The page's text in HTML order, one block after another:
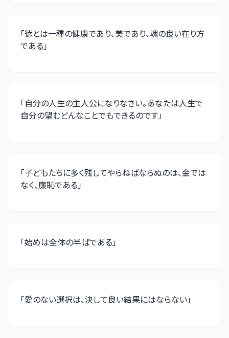
「徳とは一種の健康であり、美であり、魂の良い在り方
である」
「自分の人生の主人公になりなさい。あなたは人生で
自分の望むどんなことでもできるのです」
「子どもたちに多く残してやらねばならぬのは、金では
なく、廉恥である」
「始めは全体の半ばである」
「愛のない選択は、決して良い結果にはならない」